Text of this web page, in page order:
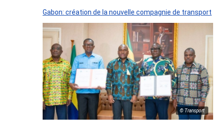
Gabon: création de la nouvelle compagnie de transport
© Transport